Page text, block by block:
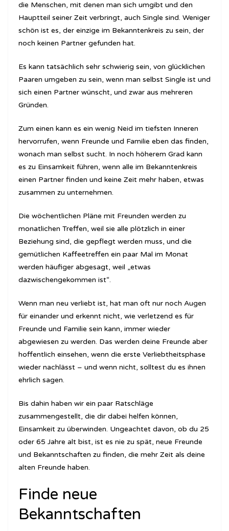
die Menschen, mit denen man sich umgibt und den
Hauptteil seiner Zeit verbringt, auch Single sind. Weniger
schön ist es, der einzige im Bekanntenkreis zu sein, der
noch keinen Partner gefunden hat.
Es kann tatsächlich sehr schwierig sein, von glücklichen
Paaren umgeben zu sein, wenn man selbst Single ist und
sich einen Partner wünscht, und zwar aus mehreren
Gründen.
Zum einen kann es ein wenig Neid im tiefsten Inneren
hervorrufen, wenn Freunde und Familie eben das finden,
wonach man selbst sucht. In noch höherem Grad kann
es zu Einsamkeit führen, wenn alle im Bekanntenkreis
einen Partner finden und keine Zeit mehr haben, etwas
zusammen zu unternehmen.
Die wöchentlichen Pläne mit Freunden werden zu
monatlichen Treffen, weil sie alle plötzlich in einer
Beziehung sind, die gepflegt werden muss, und die
gemütlichen Kaffeetreffen ein paar Mal im Monat
werden häufiger abgesagt, weil „etwas
dazwischengekommen ist“.
Wenn man neu verliebt ist, hat man oft nur noch Augen
für einander und erkennt nicht, wie verletzend es für
Freunde und Familie sein kann, immer wieder
abgewiesen zu werden. Das werden deine Freunde aber
hoffentlich einsehen, wenn die erste Verliebtheitsphase
wieder nachlässt – und wenn nicht, solltest du es ihnen
ehrlich sagen.
Bis dahin haben wir ein paar Ratschläge
zusammengestellt, die dir dabei helfen können,
Einsamkeit zu überwinden. Ungeachtet davon, ob du 25
oder 65 Jahre alt bist, ist es nie zu spät, neue Freunde
und Bekanntschaften zu finden, die mehr Zeit als deine
alten Freunde haben.
Finde neue
Bekanntschaften